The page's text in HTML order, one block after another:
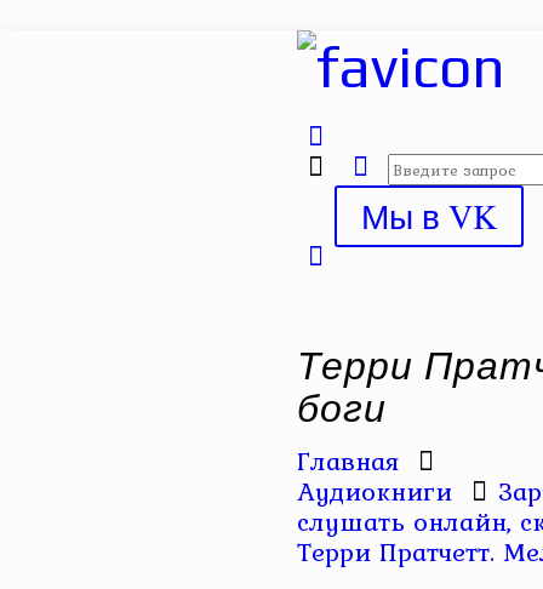
Мы в VK
Терри
боги
Главная
Аудиокниги
слушать онлайн,
Терри Пратчетт.